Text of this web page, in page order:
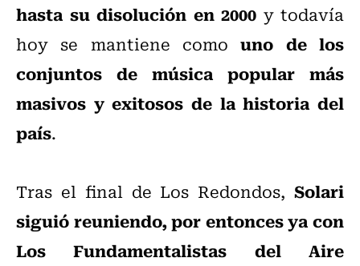
hasta su disolución en 2000 y todavía
hoy se mantiene comouno de los
conjuntos de música popular más
masivos y exitosos de la historia del
país.
Tras el final de Los Redondos, Solari
siguió reuniendo, por entonces ya con
Los Fundamentalistas del Aire